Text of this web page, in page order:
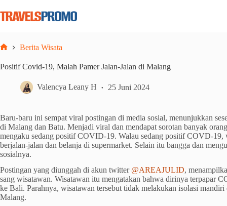
to
content
Berita Wisata
Positif Covid-19, Malah Pamer Jalan-Jalan di Malang
Valencya Leany H 25 Juni 2024
Baru-baru ini sempat viral postingan di media sosial, menunjukkan
di Malang dan Batu. Menjadi viral dan mendapat sorotan banyak
mengaku sedang positif COVID-19. Walau sedang positif COVD-19,
berjalan-jalan dan belanja di supermarket. Selain itu bangga dan
sosialnya.
Postingan yang diunggah di akun twitter @AREAJULID,
sang wisatawan. Wisatawan itu mengatakan bahwa dirinya terpapar
ke Bali. Parahnya, wisatawan tersebut tidak melakukan isolasi
Malang.